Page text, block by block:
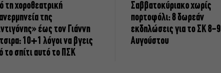
τη χοροθεατρική
της
έως τον Γιάννη
10+1 λόγοι να βγεις
το σπίτι αυτό το ΠΣΚ
Σαββατοκύριακο χωρίς
πορτοφόλι: 8 δωρεάν
εκδηλώσεις για το ΣΚ 8-9
Αυγούστου